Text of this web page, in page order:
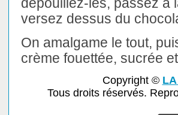
versez dessus du
On amalgame le tout,
crème fouettée, sucrée
Copyright ©
Tous droits réservés.